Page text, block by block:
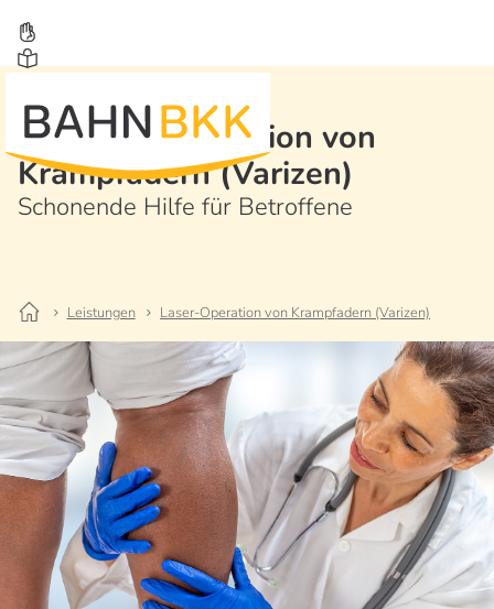
Laser-Operation von
Krampfadern (Varizen)
Schonende Hilfe für Betroffene
Leistungen Laser-Operation von Krampfadern (Varizen)